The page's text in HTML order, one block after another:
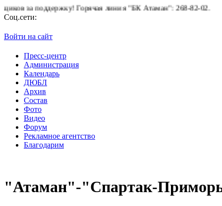
Горячая линия "БК Атаман":268-82-02.
Соц.сети:
Войти на сайт
Пресс-центр
Администрация
Календарь
ДЮБЛ
Архив
Состав
Фото
Видео
Форум
Рекламное агентство
Благодарим
"Атаман"-"Спартак-